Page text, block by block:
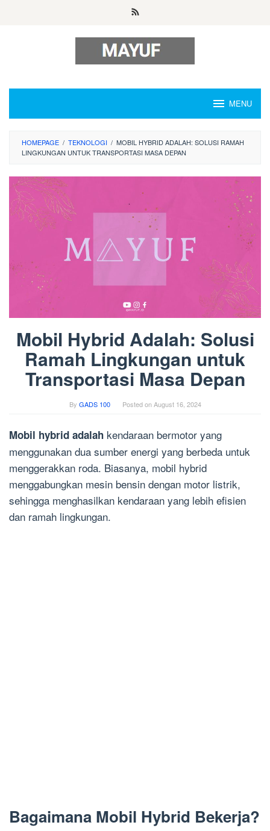
MENU
HOMEPAGE / TEKNOLOGI / MOBIL HYBRID ADALAH: SOLUSI RAMAH
LINGKUNGAN UNTUK TRANSPORTASI MASA DEPAN
Mobil Hybrid Adalah: Solusi
Ramah Lingkungan untuk
Transportasi Masa Depan
By GADS 100 Posted onAugust 16, 2024
Mobil hybrid adalah kendaraan bermotor yang
menggunakan dua sumber energi yang berbeda untuk
menggerakkan roda. Biasanya, mobil hybrid
menggabungkan mesin bensin dengan motor listrik,
sehingga menghasilkan kendaraan yang lebih efisien
dan ramah lingkungan.
Bagaimana Mobil Hybrid Bekerja?